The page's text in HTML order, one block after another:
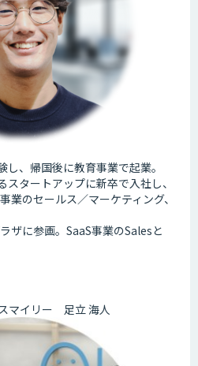
、帰国後に教育事業で起業。
タートアップに新卒で入社し、
業のセールス／マーケティング、
ザに参画。SaaS事業のSalesと
マイリー 足立 海人